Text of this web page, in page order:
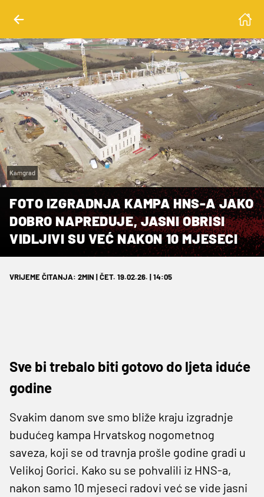
Kamgrad
FOTO IZGRADNJA KAMPA HNS-A JAKO
DOBRO NAPREDUJE, JASNI OBRISI
VIDLJIVI SU VEĆ NAKON 10 MJESECI
VRIJEME ČITANJA: 2MIN | ČET. 19.02.26. | 14:05
Sve bi trebalo biti gotovo do ljeta iduće
godine
Svakim danom sve smo bliže kraju izgradnje
budućeg kampa Hrvatskog nogometnog
saveza, koji se od travnja prošle godine gradi u
Velikoj Gorici. Kako su se pohvalili iz HNS-a,
nakon samo 10 mjeseci radovi već se vide jasni